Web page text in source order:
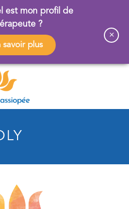
est mon profil de
?
savoir plus
×